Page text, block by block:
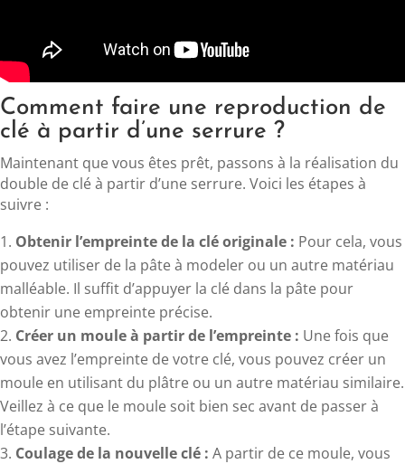
Comment faire une reproduction de
clé à partir d’une serrure ?
Maintenant que vous êtes prêt, passons à la réalisation du
double de clé à partir d’une serrure. Voici les étapes à
suivre :
Obtenir l’empreinte de la clé originale : Pour cela, vous
pouvez utiliser de la pâte à modeler ou un autre matériau
malléable. Il suffit d’appuyer la clé dans la pâte pour
obtenir une empreinte précise.
Créer un moule à partir de l’empreinte : Une fois que
vous avez l’empreinte de votre clé, vous pouvez créer un
moule en utilisant du plâtre ou un autre matériau similaire.
Veillez à ce que le moule soit bien sec avant de passer à
l’étape suivante.
Coulage de la nouvelle clé : A partir de ce moule, vous